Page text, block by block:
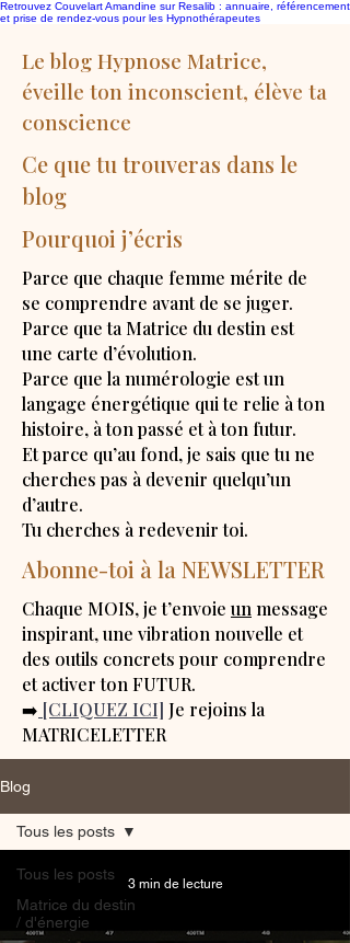
Retrouvez Couvelart Amandine sur Resalib : annuaire, référencement
et prise de rendez-vous pour les Hypnothérapeutes
Le blog Hypnose Matrice,
éveille ton inconscient, élève ta
conscience
Ce que tu trouveras dans le
blog
Pourquoi j’écris
Parce que chaque femme mérite de
se comprendre avant de se juger.
Parce que ta Matrice du destin est
une carte d’évolution.
Parce que la numérologie est un
langage énergétique qui te relie à ton
histoire, à ton passé et à ton futur.
Et parce qu’au fond, je sais que tu ne
cherches pas à devenir quelqu’un
d’autre.
Tu cherches à redevenir toi.
Abonne-toi à la NEWSLETTER
Chaque MOIS, je t’envoie un message
inspirant, une vibration nouvelle et
des outils concrets pour comprendre
et activer ton FUTUR.
➡️ [CLIQUEZ ICI] Je rejoins la
MATRICELETTER
Blog
Tous les posts
Matrice du destin
/ d'énergie
Tous les posts
3 min de lecture